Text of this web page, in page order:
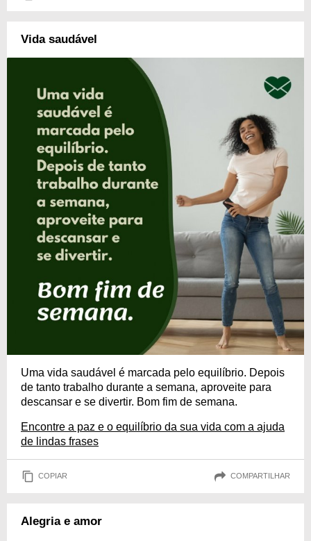
Vida saudável
Uma vida saudável é marcada pelo equilíbrio. Depois
de tanto trabalho durante a semana, aproveite para
descansar e se divertir. Bom fim de semana.
Encontre a paz e o equilíbrio da sua vida com a ajuda
de lindas frases
COPIAR COMPARTILHAR
Alegria e amor